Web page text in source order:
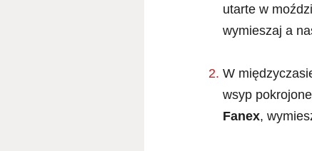
utarte w
wymieszaj a
W
wsyp
Fanex,